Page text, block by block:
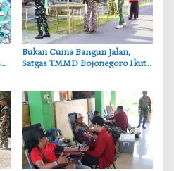
‎Bukan Cuma Bangun Jalan,
Satgas TMMD Bojonegoro Ikut